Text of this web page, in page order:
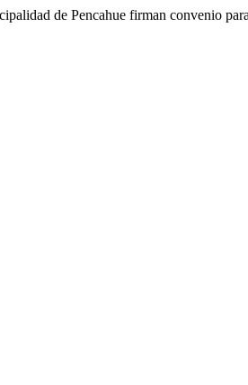
de Pencahue firman convenio